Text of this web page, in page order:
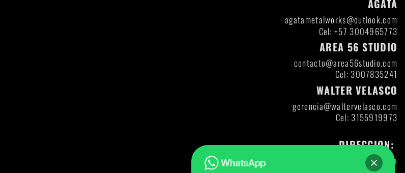
AGATA
agatametalworks@outlook.com
Cel: +57 3004965773
AREA 56 STUDIO
contacto@area56studio.com
Cel: 3007835241
WALTER VELASCO
gerencia@waltervelasco.com
Cel: 3155919973
DIRECCION:
Itagui- Antioquia